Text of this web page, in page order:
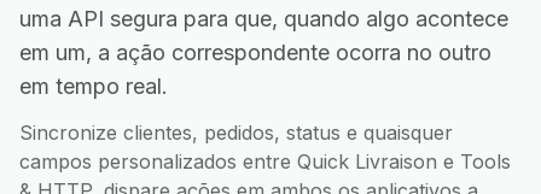
uma API segura para que, quando algo acontece
em um, a ação correspondente ocorra no outro
em tempo real.
Sincronize clientes, pedidos, status e quaisquer
campos personalizados entre Quick Livraison e Tools